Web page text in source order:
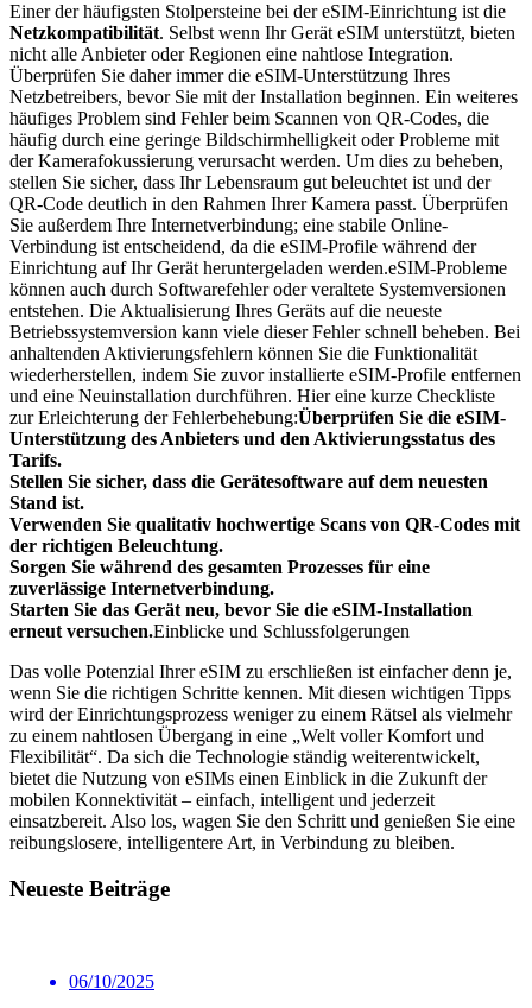
Einer der häufigsten Stolpersteine bei der eSIM-Einrichtung ist die
Netzkompatibilität. Selbst wenn Ihr Gerät eSIM unterstützt, bieten
nicht alle Anbieter oder Regionen eine nahtlose Integration.
Überprüfen Sie daher immer die eSIM-Unterstützung Ihres
Netzbetreibers, bevor Sie mit der Installation beginnen. Ein weiteres
häufiges Problem sind Fehler beim Scannen von QR-Codes, die
häufig durch eine geringe Bildschirmhelligkeit oder Probleme mit
der Kamerafokussierung verursacht werden. Um dies zu beheben,
stellen Sie sicher, dass Ihr Lebensraum gut beleuchtet ist und der
QR-Code deutlich in den Rahmen Ihrer Kamera passt. Überprüfen
Sie außerdem Ihre Internetverbindung; eine stabile Online-
Verbindung ist entscheidend, da die eSIM-Profile während der
Einrichtung auf Ihr Gerät heruntergeladen werden.eSIM-Probleme
können auch durch Softwarefehler oder veraltete Systemversionen
entstehen. Die Aktualisierung Ihres Geräts auf die neueste
Betriebssystemversion kann viele dieser Fehler schnell beheben. Bei
anhaltenden Aktivierungsfehlern können Sie die Funktionalität
wiederherstellen, indem Sie zuvor installierte eSIM-Profile entfernen
und eine Neuinstallation durchführen. Hier eine kurze Checkliste
zur Erleichterung der Fehlerbehebung:Überprüfen Sie die eSIM-
Unterstützung des Anbieters und den Aktivierungsstatus des
Tarifs.
Stellen Sie sicher, dass die Gerätesoftware auf dem neuesten
Stand ist.
Verwenden Sie qualitativ hochwertige Scans von QR-Codes mit
der richtigen Beleuchtung.
Sorgen Sie während des gesamten Prozesses für eine
zuverlässige Internetverbindung.
Starten Sie das Gerät neu, bevor Sie die eSIM-Installation
erneut versuchen.Einblicke und Schlussfolgerungen
Das volle Potenzial‍ Ihrer eSIM zu erschließen ist einfacher denn je,
wenn Sie die richtigen Schritte kennen. Mit diesen wichtigen Tipps
wird der Einrichtungsprozess weniger zu einem Rätsel als vielmehr
zu einem nahtlosen Übergang in eine „Welt voller Komfort und
Flexibilität“. Da sich die Technologie ständig weiterentwickelt,
bietet die Nutzung von eSIMs einen Einblick in die Zukunft der
mobilen Konnektivität – einfach, intelligent und jederzeit
einsatzbereit. Also los, wagen Sie den Schritt ‍und genießen Sie eine
reibungslosere, intelligentere Art, in Verbindung zu bleiben.
Neueste Beiträge
06/10/2025